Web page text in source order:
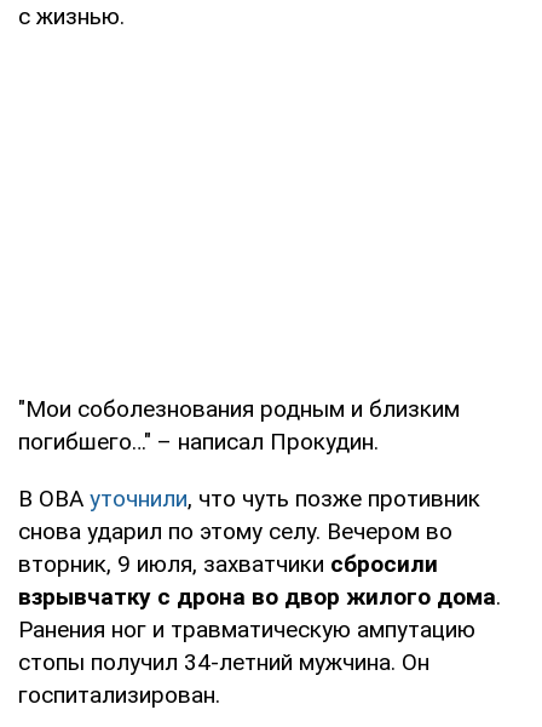
с жизнью.
"Мои соболезнования родным и близким
погибшего…" – написал Прокудин.
В ОВА уточнили, что чуть позже противник
снова ударил по этому селу. Вечером во
вторник, 9 июля, захватчики сбросили
взрывчатку с дрона во двор жилого дома.
Ранения ног и травматическую ампутацию
стопы получил 34-летний мужчина. Он
госпитализирован.